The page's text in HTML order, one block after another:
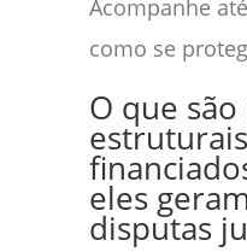
Acompanhe
como se
O que
eles
disputas